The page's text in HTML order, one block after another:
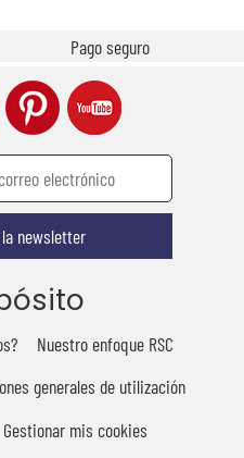
Pago seguro
newsletter
Nuestro enfoque RSC
generales de utilización
Gestionar mis cookies